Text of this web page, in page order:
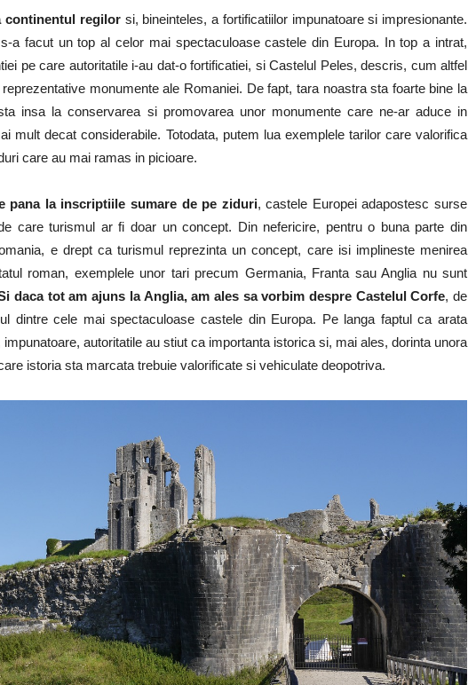
continentul regilorsi, bineinteles, a fortificatiilor impunatoare si impresionante.
a facut un top al celor mai spectaculoase castele din Europa. In top a intrat,
pe care autoritatile i-au dat-o fortificatiei, si Castelul Peles, descris, cum altfel
monumente ale Romaniei. De fapt, tara noastra sta foarte bine la
insa la conservarea si promovarea unor monumente care ne-ar aduce in
mult decat considerabile. Totodata, putem lua exemplele tarilor care valorifica
care au mai ramas in picioare.
pana la inscriptiile sumare de pe ziduri, castele Europei adapostesc surse
care turismul ar fi doar un concept. Din nefericire, pentru o buna parte din
e drept ca turismul reprezinta un concept, care isi implineste menirea
roman, exemplele unor tari precum Germania, Franta sau Anglia nu sunt
daca tot am ajuns la Anglia, am ales sa vorbim despre Castelul Corfe, de
dintre cele mai spectaculoase castele din Europa. Pe langa faptul ca arata
autoritatile au stiut ca importanta istorica si, mai ales, dorinta unora
istoria sta marcata trebuie valorificate si vehiculate deopotriva.